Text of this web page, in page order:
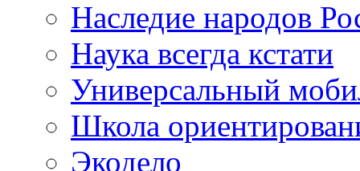
Наследие народов
Наука всегда кстати
Универсальный
Школа
Экодело